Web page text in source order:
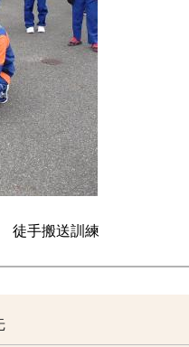
徒手搬送訓練